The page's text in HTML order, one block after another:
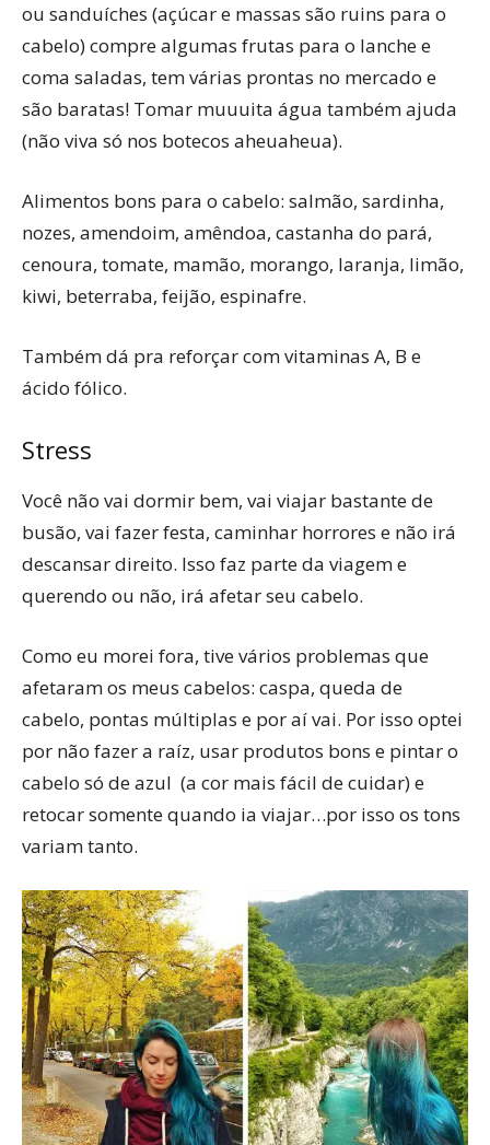
ou sanduíches (açúcar e massas são ruins para o
cabelo) compre algumas frutas para o lanche e
coma saladas, tem várias prontas no mercado e
são baratas! Tomar muuuita água também ajuda
(não viva só nos botecos aheuaheua).
Alimentos bons para o cabelo: salmão, sardinha,
nozes, amendoim, amêndoa, castanha do pará,
cenoura, tomate, mamão, morango, laranja, limão,
kiwi, beterraba, feijão, espinafre.
Também dá pra reforçar com vitaminas A, B e
ácido fólico.
Stress
Você não vai dormir bem, vai viajar bastante de
busão, vai fazer festa, caminhar horrores e não irá
descansar direito. Isso faz parte da viagem e
querendo ou não, irá afetar seu cabelo.
Como eu morei fora, tive vários problemas que
afetaram os meus cabelos: caspa, queda de
cabelo, pontas múltiplas e por aí vai. Por isso optei
por não fazer a raíz, usar produtos bons e pintar o
cabelo só de azul (a cor mais fácil de cuidar) e
retocar somente quando ia viajar…por isso os tons
variam tanto.